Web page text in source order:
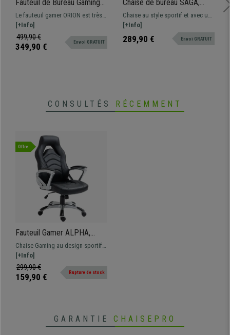
Fauteuil de Bureau Gaming
ORION, Inclinable à 165º,
Mécanisme Basculant, en
Cuir Noir
Le fauteuil gamer ORION est très
confortable et ergonomique,
grâce à tous ses réglages
possibles.
[+Info]
499,90 €
349,90 € Envoi GRATUIT
Chaise de bureau SAGA,
Style sportif, Design
ergonomique, en Maille
Chaise au style sportif et avec un
design ergonomique et assise
rembourrée. Confortable avec
revêtement en maille respirable de
[+Info]
289,90 € Envoi GRATUIT
CONSULTÉS RÉCEMMENT
Offre
Fauteuil Gamer ALPHA,
Design Sportif, Dossier
Inclinable, en Cuir, Noir
Chaise Gaming au design sportif
et moderne, dossier inclinable,
disponible en plusieurs couleurs.
[+Info]
299,90 €
159,90 € Rupture de stock
GARANTIE CHAISEPRO